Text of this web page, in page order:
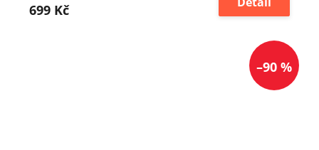
699 Kč
–90 %